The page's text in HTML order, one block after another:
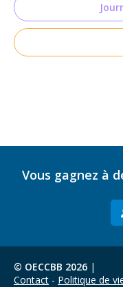
Vous gagnez à
© OECCBB 2026 |
Contact
Politique de